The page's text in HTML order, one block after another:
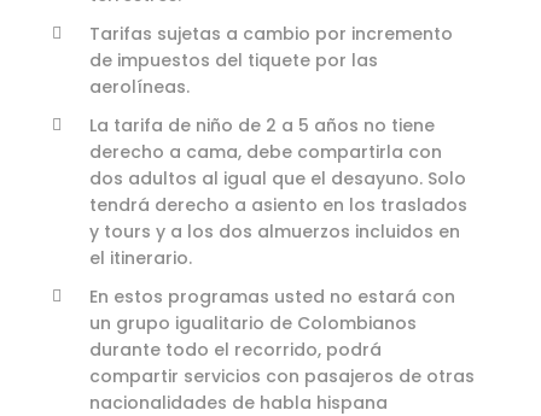
Tarifas sujetas a cambio por incremento
de impuestos del tiquete por las
aerolíneas.
La tarifa de niño de 2 a 5 años no tiene
derecho a cama, debe compartirla con
dos adultos al igual que el desayuno. Solo
tendrá derecho a asiento en los traslados
y tours y a los dos almuerzos incluidos en
el itinerario.
En estos programas usted no estará con
un grupo igualitario de Colombianos
durante todo el recorrido, podrá
compartir servicios con pasajeros de otras
nacionalidades de habla hispana